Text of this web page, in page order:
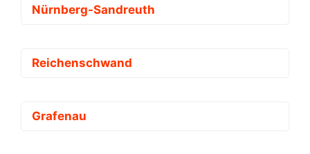
Nürnberg-Sandreuth
Reichenschwand
Grafenau